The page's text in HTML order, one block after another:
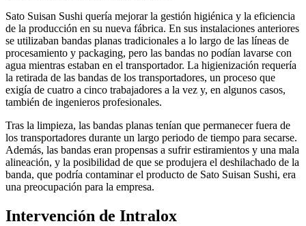
Sato Suisan Sushi quería mejorar la gestión higiénica y la eficiencia
de la producción en su nueva fábrica. En sus instalaciones anteriores
se utilizaban bandas planas tradicionales a lo largo de las líneas de
procesamiento y packaging, pero las bandas no podían lavarse con
agua mientras estaban en el transportador. La higienización requería
la retirada de las bandas de los transportadores, un proceso que
exigía de cuatro a cinco trabajadores a la vez y, en algunos casos,
también de ingenieros profesionales.
Tras la limpieza, las bandas planas tenían que permanecer fuera de
los transportadores durante un largo periodo de tiempo para secarse.
Además, las bandas eran propensas a sufrir estiramientos y una mala
alineación, y la posibilidad de que se produjera el deshilachado de la
banda, que podría contaminar el producto de Sato Suisan Sushi, era
una preocupación para la empresa.
Intervención de Intralox